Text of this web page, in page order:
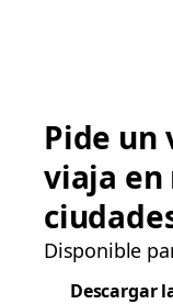
Pide un
viaja en
Disponible
Descargar